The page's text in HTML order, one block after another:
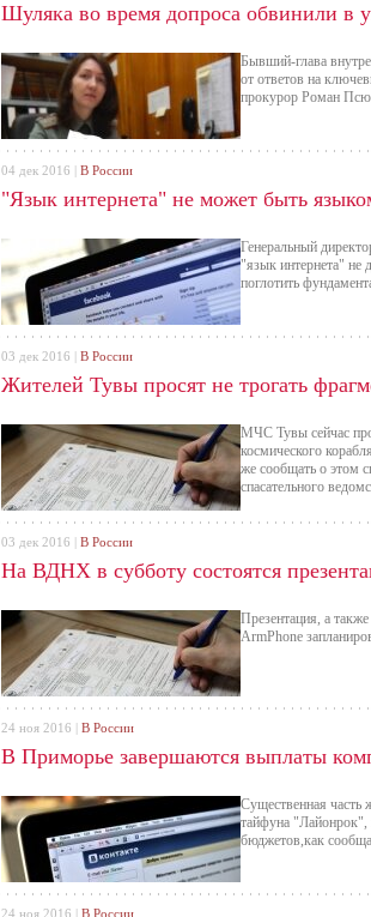
Шуляка во время допроса обвинили в
Бывший-глава
от ответов на
прокурор Роман
"Язык интернета" не может быть
Генеральный
"язык интернета" не
поглотить
04 дек 2016 | В России
Жителей Тувы просят не трогать
МЧС Тувы сейчас
космического
же сообщать о этом
спасательного
03 дек 2016 | В России
На ВДНХ в субботу состоятся
Презентация, а
ArmPhone
03 дек 2016 | В России
В Приморье завершаются выплаты
Существенная часть
тайфуна "Лайонрок",
бюджетов,как
24 ноя 2016 | В России
24 ноя 2016 | В России